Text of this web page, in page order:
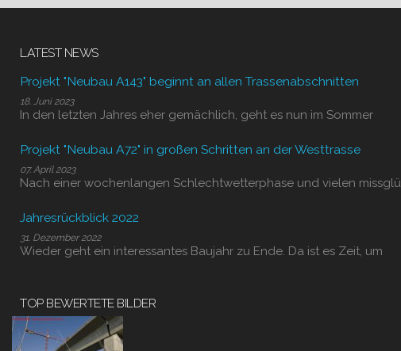
LATEST NEWS
Projekt "Neubau A143" beginnt an allen Trassenabschnitten
18. Juni 2023
In den letzten Jahres eher gemächlich, geht es nun im Sommer
Projekt "Neubau A72" in großen Schritten an der Westtrasse
07. April 2023
Nach einer wochenlangen Schlechtwetterphase und vielen missglü
Jahresrückblick 2022
31. Dezember 2022
Wieder geht ein interessantes Baujahr zu Ende. Da ist es Zeit, um
TOP BEWERTETE BILDER